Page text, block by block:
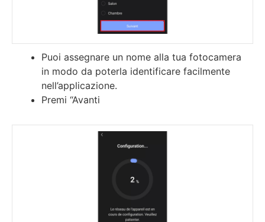
Puoi assegnare un nome alla tua fotocamera
in modo da poterla identificare facilmente
nell’applicazione.
Premi “Avanti